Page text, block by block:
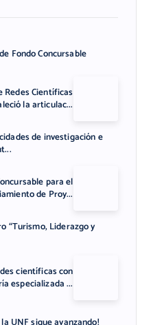
Fondo Concursable
Redes Científicas
la articulac...
de investigación e
para el
de Proy...
“Turismo, Liderazgo y
científicas con
especializada ...